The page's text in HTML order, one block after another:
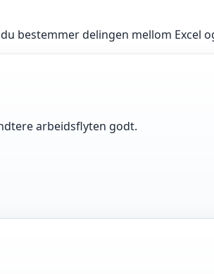
bestemmer delingen mellom Excel
arbeidsflyten godt.